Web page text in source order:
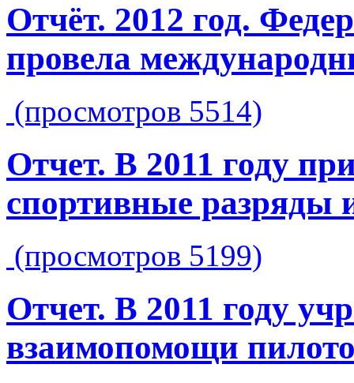
Отчёт. 2012 год.
провела
(просмотров 5514)
Отчет. В 2011 году
спортивные разряды
(просмотров 5199)
Отчет. В 2011 году
взаимопомощи